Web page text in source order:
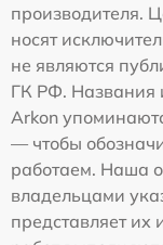
производителя.
носят
не являются
ГК РФ. Названия
Arkon
— чтобы
работаем. Наша
владельцами
представляет